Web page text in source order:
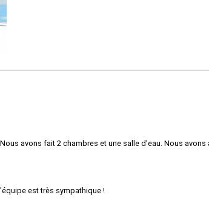
avons fait 2 chambres et une salle d'eau. Nous
est très sympathique !